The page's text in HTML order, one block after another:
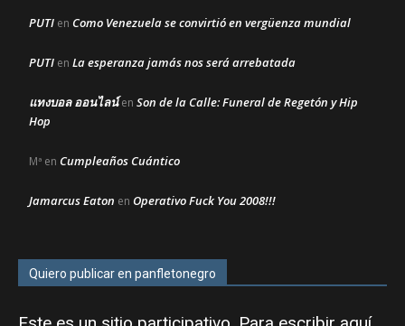
PUTI en Como Venezuela se convirtió en vergüenza mundial
PUTI en La esperanza jamás nos será arrebatada
แทงบอล ออนไลน์en Son de la Calle: Funeral de Regetón y Hip
Hop
Mª en Cumpleaños Cuántico
Jamarcus Eaton en Operativo Fuck You 2008!!!
Quiero publicar en panfletonegro